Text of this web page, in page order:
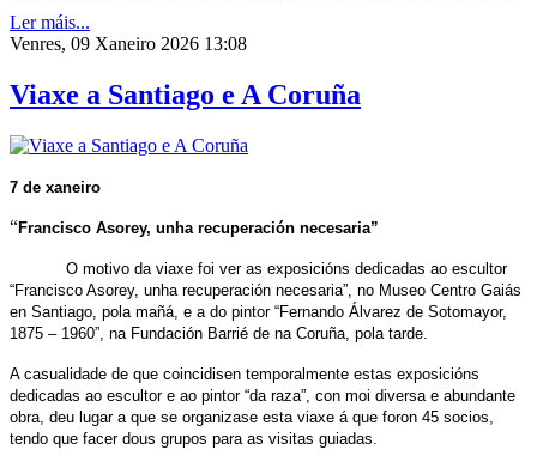
Ler máis...
Venres, 09 Xaneiro 2026 13:08
Viaxe a Santiago e A Coruña
7 de xaneiro
“Francisco Asorey, unha recuperación necesaria”
O motivo da viaxe foi ver as exposicións dedicadas ao escultor
“Francisco Asorey, unha recuperación necesaria”, no Museo Centro Gaiás
en Santiago, pola mañá, e a do pintor “Fernando Álvarez de Sotomayor,
1875 – 1960”, na Fundación Barrié de na Coruña, pola tarde.
A casualidade de que coincidisen temporalmente estas exposicións
dedicadas ao escultor e ao pintor “da raza”, con moi diversa e abundante
obra, deu lugar a que se organizase esta viaxe á que foron 45 socios,
tendo que facer dous grupos para as visitas guiadas.